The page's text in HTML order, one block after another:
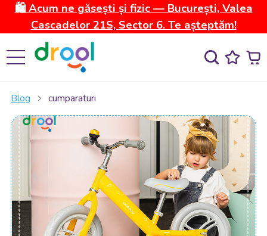
🛍️ Acum ne găsești și fizic — București, Valea
Cascadelor 21S, Sector 6. Te așteptăm!
Blog cumparaturi